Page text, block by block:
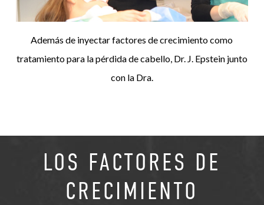
Además de inyectar factores de crecimiento como
tratamiento para la pérdida de cabello, Dr. J. Epstein junto
con la Dra.
LOS FACTORES DE
CRECIMIENTO